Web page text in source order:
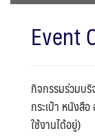
Event
กิจกรรมร่วมบริ
กระเป๋า หนังสื
ใช้งานได้อยู่)